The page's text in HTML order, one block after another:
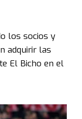
los socios y
adquirir las
El Bicho en el